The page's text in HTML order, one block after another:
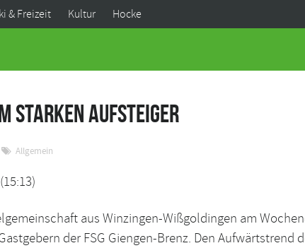
& Freizeit Kultur Hocke
starken Aufsteiger
Allgemein
(15:13)
aus Winzingen-Wißgoldingen am
der FSG Giengen-Brenz. Den Aufwärtstrend